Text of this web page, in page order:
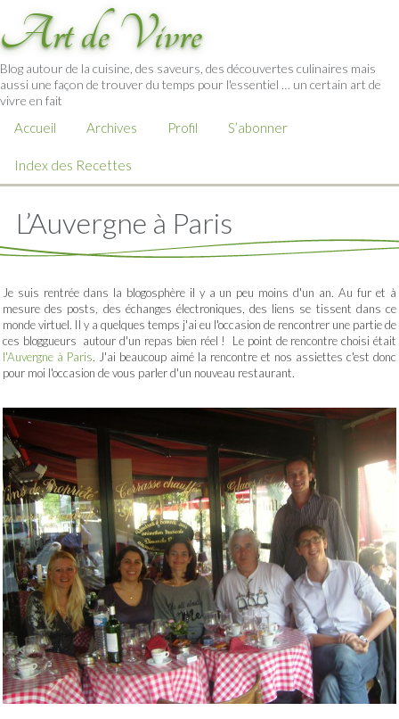
Art de Vivre
Blog autour de la cuisine, des saveurs, des découvertes culinaires mais
aussi une façon de trouver du temps pour l'essentiel … un certain art de
vivre en fait
Accueil Archives Profil S’abonner
Index des Recettes
L’Auvergne à Paris
Je suis rentrée dans la blogosphère il y a un peu moins d'un an. Au fur et à
mesure des posts, des échanges électroniques, des liens se tissent dans ce
monde virtuel. Il y a quelques temps j'ai eu l'occasion de rencontrer une partie de
ces bloggueurs autour d'un repas bien réel ! Le point de rencontre choisi était
l'Auvergne à Paris. J'ai beaucoup aimé la rencontre et nos assiettes c'est donc
pour moi l'occasion de vous parler d'un nouveau restaurant.